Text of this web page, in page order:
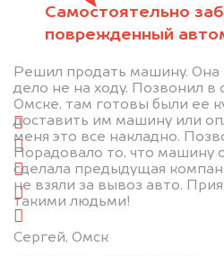
Самостоятельно
поврежденный
Решил продать машину. Она
дело не на ходу. Позвонил в
Омске, там готовы были ее
доставить им машину или
меня это все накладно.
Порадовало то, что машину
сделала предыдущая
не взяли за вывоз авто.
такими людьми!
Сергей, Омск
Отправьте фотографии
1. Сфотографируйте
спереди
сзади
слева
справа